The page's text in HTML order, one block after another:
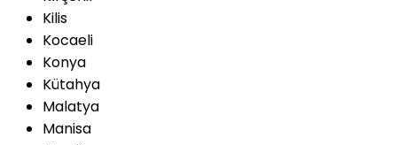
Kilis
Kocaeli
Konya
Kütahya
Malatya
Manisa